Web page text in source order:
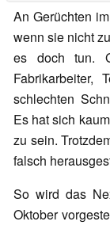
An Gerüchten
wenn sie nicht
es doch tun.
Fabrikarbeiter,
schlechten
Es hat sich
zu sein.
falsch
So wird das
Oktober